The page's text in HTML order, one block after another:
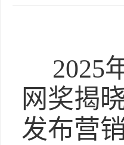
2025
网奖揭
发布营